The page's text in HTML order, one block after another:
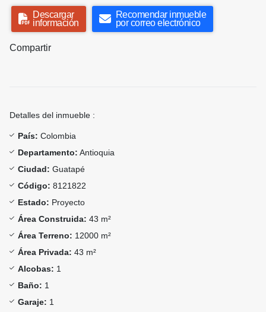
Descargar
información
Recomendar inmueble
por correo electrónico
Compartir
Detalles del inmueble :
País: Colombia
Departamento: Antioquia
Ciudad: Guatapé
Código: 8121822
Estado: Proyecto
Área Construida: 43 m²
Área Terreno: 12000 m²
Área Privada: 43 m²
Alcobas: 1
Baño: 1
Garaje: 1